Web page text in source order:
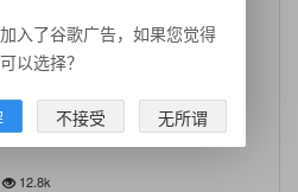
12.8k
入了谷歌广告，如果您觉得
以选择？
不接受 无所谓